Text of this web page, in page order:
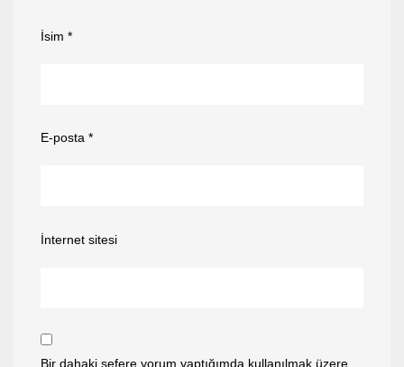
İsim *
E-posta *
İnternet sitesi
Bir dahaki sefere yorum yaptığımda kullanılmak üzere